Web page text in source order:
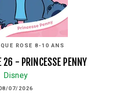
ROSE 8-10 ANS
- PRINCESSE PENNY
Disney
07/2026